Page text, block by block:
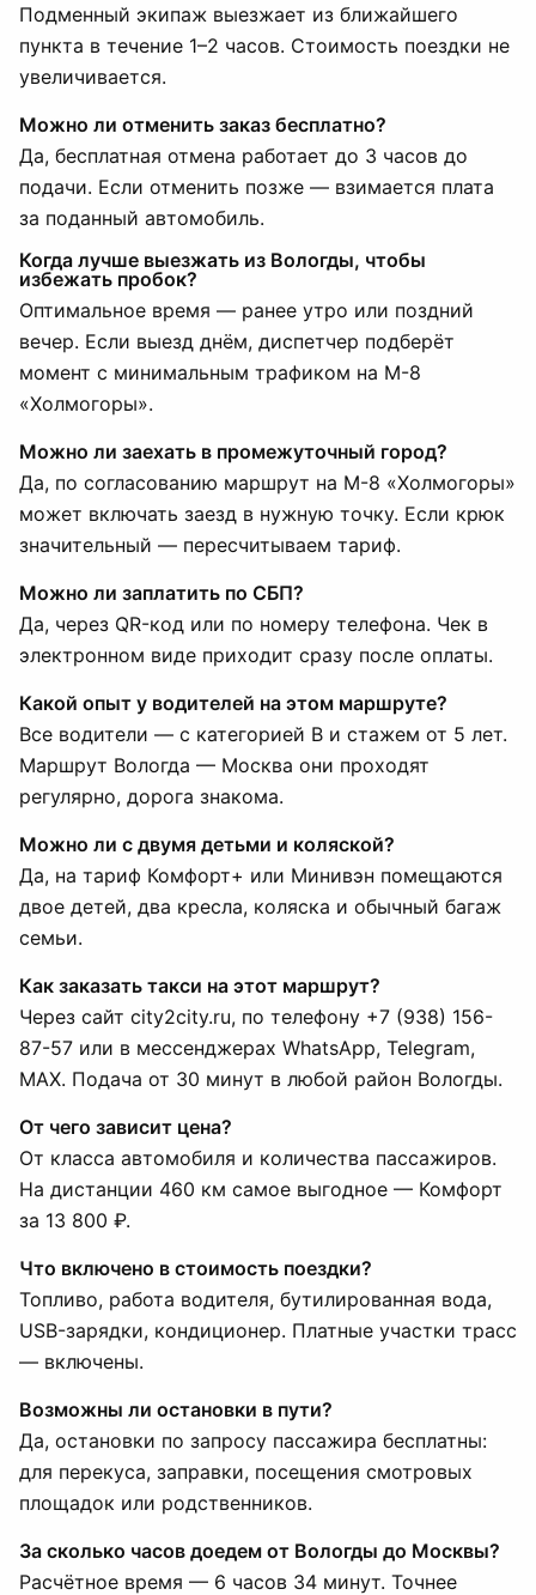
Подменный экипаж выезжает из ближайшего
пункта в течение 1–2 часов. Стоимость поездки не
увеличивается.
Можно ли отменить заказ бесплатно?
Да, бесплатная отмена работает до 3 часов до
подачи. Если отменить позже — взимается плата
за поданный автомобиль.
Когда лучше выезжать из Вологды, чтобы
избежать пробок?
Оптимальное время — ранее утро или поздний
вечер. Если выезд днём, диспетчер подберёт
момент с минимальным трафиком на М-8
«Холмогоры».
Можно ли заехать в промежуточный город?
Да, по согласованию маршрут на М-8 «Холмогоры»
может включать заезд в нужную точку. Если крюк
значительный — пересчитываем тариф.
Можно ли заплатить по СБП?
Да, через QR-код или по номеру телефона. Чек в
электронном виде приходит сразу после оплаты.
Какой опыт у водителей на этом маршруте?
Все водители — с категорией B и стажем от 5 лет.
Маршрут Вологда — Москва они проходят
регулярно, дорога знакома.
Можно ли с двумя детьми и коляской?
Да, на тариф Комфорт+ или Минивэн помещаются
двое детей, два кресла, коляска и обычный багаж
семьи.
Как заказать такси на этот маршрут?
Через сайт city2city.ru, по телефону +7 (938) 156-
87-57 или в мессенджерах WhatsApp, Telegram,
MAX. Подача от 30 минут в любой район Вологды.
От чего зависит цена?
От класса автомобиля и количества пассажиров.
На дистанции 460 км самое выгодное — Комфорт
за 13 800 ₽.
Что включено в стоимость поездки?
Топливо, работа водителя, бутилированная вода,
USB-зарядки, кондиционер. Платные участки трасс
— включены.
Возможны ли остановки в пути?
Да, остановки по запросу пассажира бесплатны:
для перекуса, заправки, посещения смотровых
площадок или родственников.
За сколько часов доедем от Вологды до Москвы?
Расчётное время — 6 часов 34 минут. Точнее